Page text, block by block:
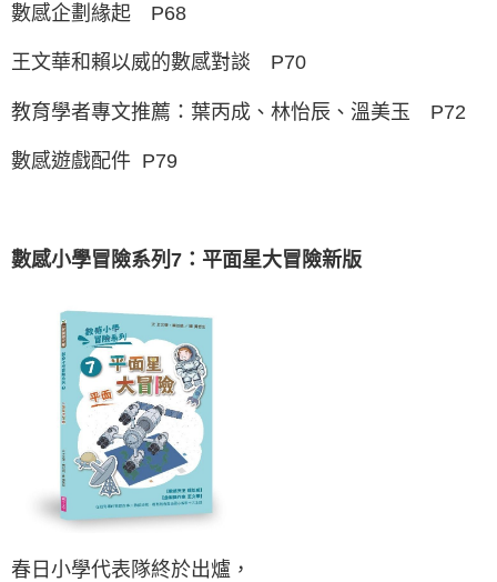
數感企劃緣起 P68
王文華和賴以威的數感對談 P70
教育學者專文推薦：葉丙成、林怡辰、溫美玉 P72
數感遊戲配件 P79
數感小學冒險系列7：平面星大冒險新版
春日小學代表隊終於出爐，